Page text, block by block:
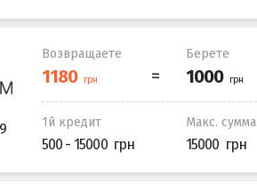
Возвращаете Берете
1й кредит
500 - 15000
Макс. сумма
15000